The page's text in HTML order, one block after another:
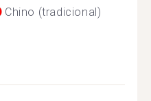
Chino (tradicional)